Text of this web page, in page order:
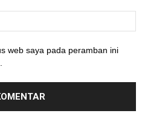
web saya pada peramban ini